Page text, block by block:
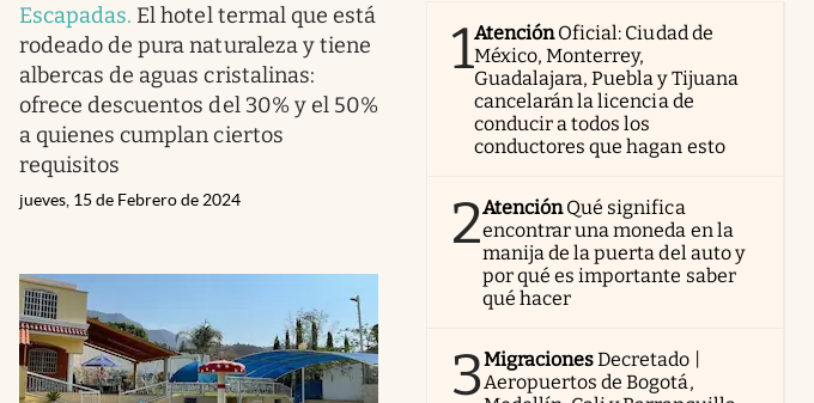
Escapadas. El hotel termal que está
rodeado de pura naturaleza y tiene
albercas de aguas cristalinas:
ofrece descuentos del 30% y el 50%
a quienes cumplan ciertos
requisitos
jueves, 15 de Febrero de 2024
1AtenciónOficial: Ciudad de
México, Monterrey,
Guadalajara, Puebla y Tijuana
cancelarán la licencia de
conducir a todos los
conductores que hagan esto
2AtenciónQué significa
encontrar una moneda en la
manija de la puerta del auto y
por qué es importante saber
qué hacer
3MigracionesDecretado |
Aeropuertos de Bogotá,